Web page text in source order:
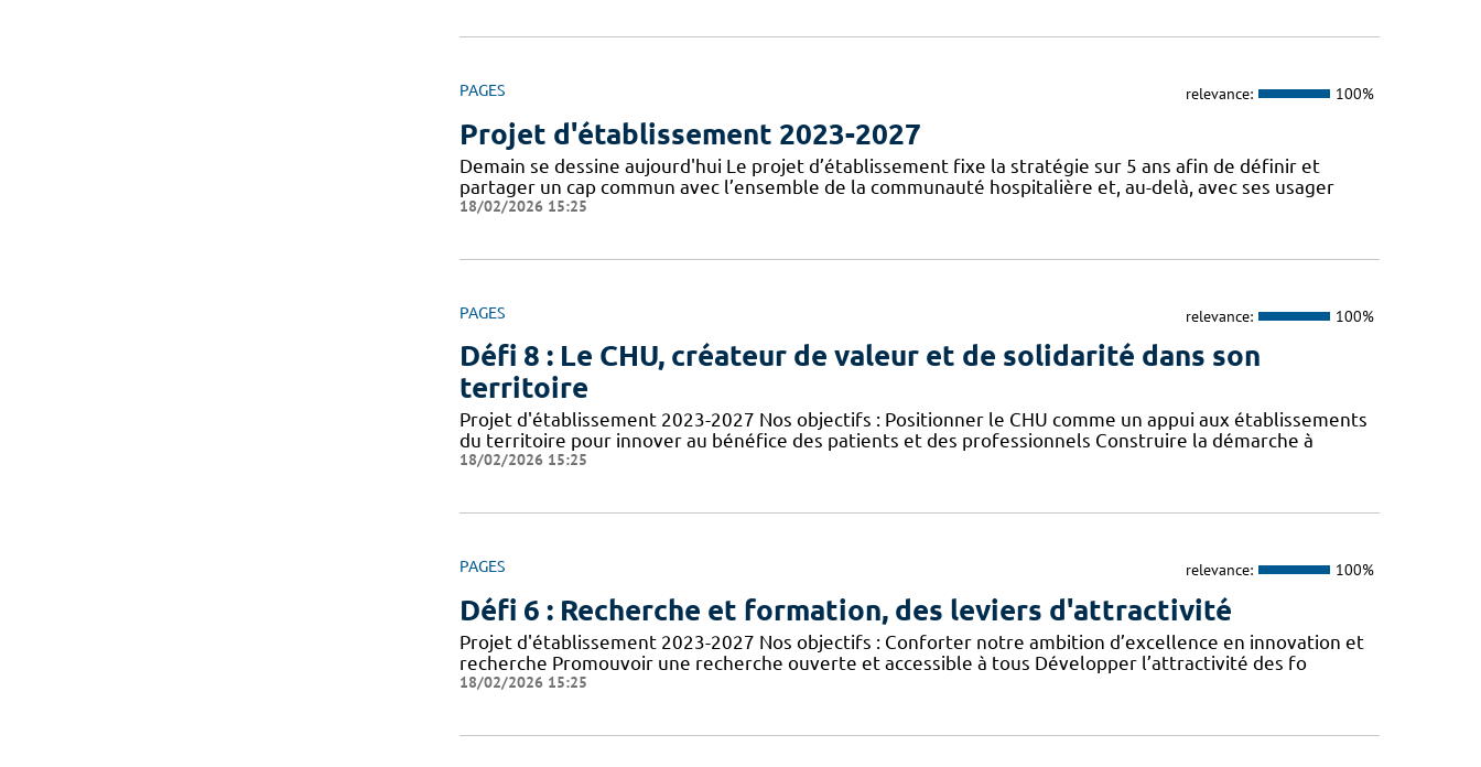
PAGES relevance: 100%
Projet d'établissement 2023-2027
Demain se dessine aujourd'hui Le projet d’établissement fixe la stratégie sur 5 ans afin de définir et
partager un cap commun avec l’ensemble de la communauté hospitalière et, au-delà, avec ses usager
18/02/2026 15:25
PAGES relevance: 100%
Défi 8 : Le CHU, créateur de valeur et de solidarité dans son
territoire
Projet d'établissement 2023-2027 Nos objectifs : Positionner le CHU comme un appui aux établissements
du territoire pour innover au bénéfice des patients et des professionnels Construire la démarche à
18/02/2026 15:25
PAGES relevance: 100%
Défi 6 : Recherche et formation, des leviers d'attractivité
Projet d'établissement 2023-2027 Nos objectifs : Conforter notre ambition d’excellence en innovation et
recherche Promouvoir une recherche ouverte et accessible à tous Développer l’attractivité des fo
18/02/2026 15:25